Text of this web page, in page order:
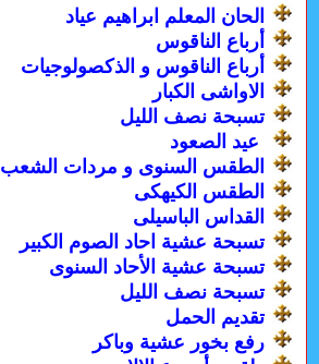
الحان المعلم ابراهيم عياد
أرباع الناقوس
أرباع الناقوس و الذكصولوجيات
الاواشى الكبار
تسبحة نصف الليل
عيد الصعود
الطقس السنوى و مردات الشعب
الطقس الكيهكى
القداس الباسيلى
تسبحة عشية احاد الصوم الكبير
تسبحة عشية الأحاد السنوى
تسبحة نصف الليل
تقديم الحمل
رفع بخور عشية وباكر